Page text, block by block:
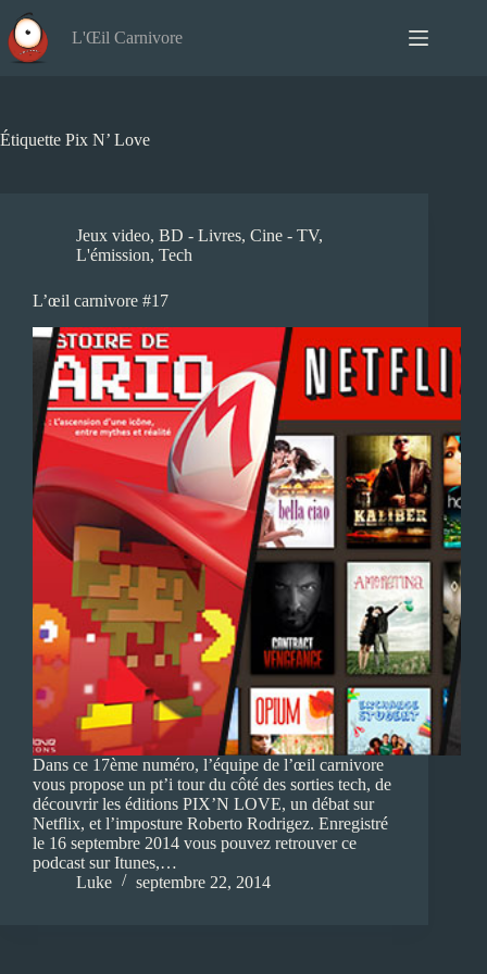
au
contenu
L'Œil Carnivore
Étiquette Pix N’ Love
Jeux video, BD - Livres, Cine - TV,
L'émission, Tech
L’œil carnivore #17
Dans ce 17ème numéro, l’équipe de l’œil carnivore
vous propose un pt’i tour du côté des sorties tech, de
découvrir les éditions PIX’N LOVE, un débat sur
Netflix, et l’imposture Roberto Rodrigez. Enregistré
le 16 septembre 2014 vous pouvez retrouver ce
podcast sur Itunes,…
Luke
septembre 22, 2014